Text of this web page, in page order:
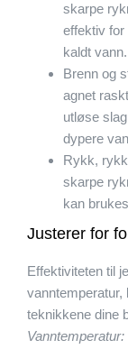
skarpe
effektiv
kaldt vann.
Brenn og
agnet
utløse
dypere
Rykk,
skarpe
kan
Justerer for
Effektiviteten til
vanntemperatur,
teknikkene dine
Vanntemperatur: